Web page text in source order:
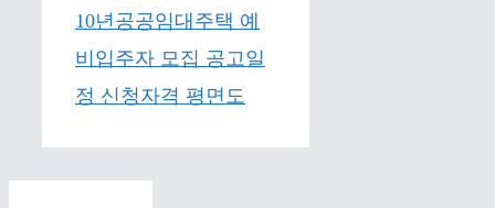
10년공공임대주택 예
비입주자 모집 공고일
정 신청자격 평면도